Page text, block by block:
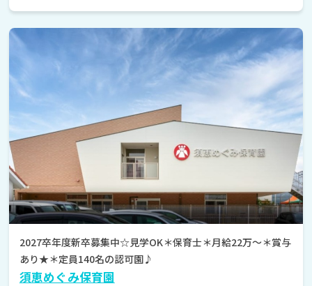
2027卒年度新卒募集中☆見学OK＊保育士＊月給22万～＊賞与
あり★＊定員140名の認可園♪
須恵めぐみ保育園